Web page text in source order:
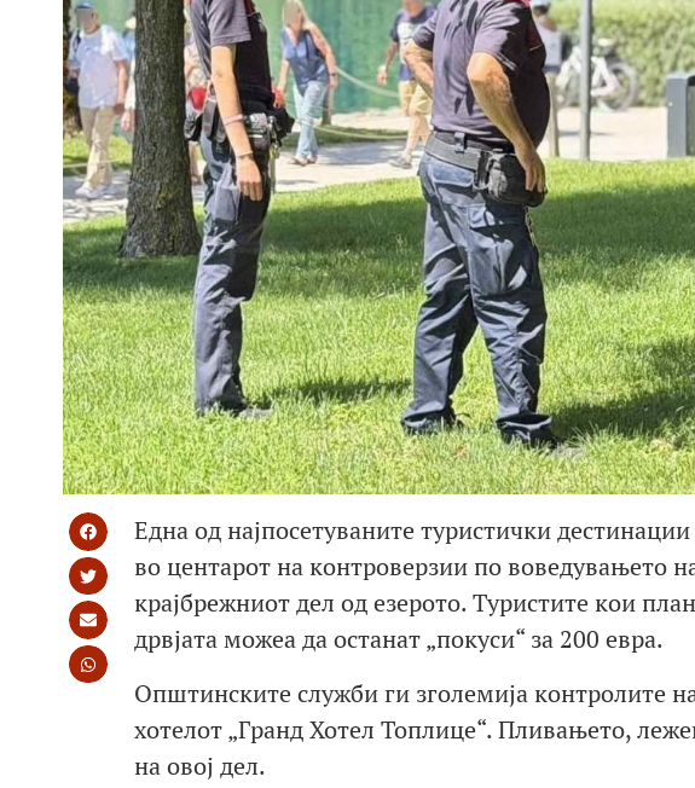
Една од најпосетуваните туристички
во центарот на контроверзии по воведувањето
крајбрежниот дел од езерото. Туристите кои
дрвјата можеа да останат „покуси“ за 200 евра.
Општинските служби ги зголемија контролите
хотелот „Гранд Хотел Топлице“. Пливањето,
на овој дел.